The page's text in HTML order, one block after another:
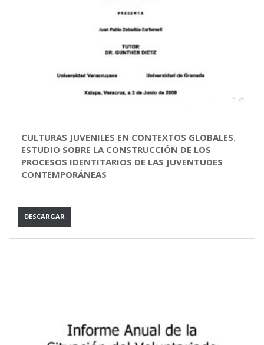
CULTURAS JUVENILES EN CONTEXTOS GLOBALES.
ESTUDIO SOBRE LA CONSTRUCCIÓN DE LOS
PROCESOS IDENTITARIOS DE LAS JUVENTUDES
CONTEMPORÁNEAS
DESCARGAR